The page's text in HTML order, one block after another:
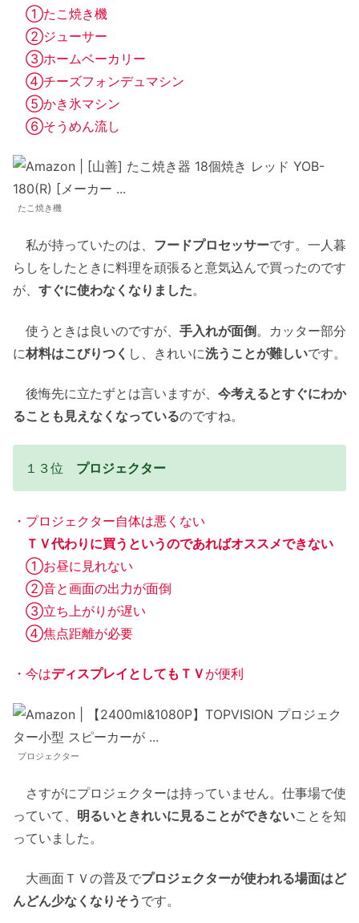
①たこ焼き機
②ジューサー
③ホームベーカリー
④チーズフォンデュマシン
⑤かき氷マシン
⑥そうめん流し
たこ焼き機
私が持っていたのは、 フードプロセッサーです。一人暮
らしをしたときに料理を頑張ると意気込んで買ったのです
が、 すぐに使わなくなりました。
使うときは良いのですが、 手入れが面倒。カッター部分
に材料はこびりつく し、きれいに洗うことが難しいです。
後悔先に立たずとは言いますが、 今考えるとすぐにわか
ることも見えなくなっているのですね。
１３位 プロジェクター
・プロジェクター自体は悪くない
ＴＶ代わりに買うというのであればオススメできない
①お昼に見れない
②音と画面の出力が面倒
③立ち上がりが遅い
④焦点距離が必要
・今はディスプレイとしてもＴＶ が便利
プロジェクター
さすがにプロジェクターは持っていません。仕事場で使
っていて、 明るいときれいに見ることができないことを知
っていました。
大画面ＴＶの普及でプロジェクターが使われる場面はど
んどん少なくなりそう です。